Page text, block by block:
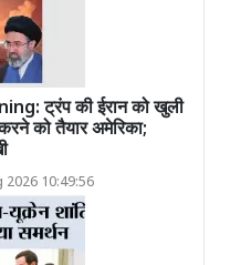
ट्रंप की ईरान को खुली
को तैयार अमेरिका;
10:49:56